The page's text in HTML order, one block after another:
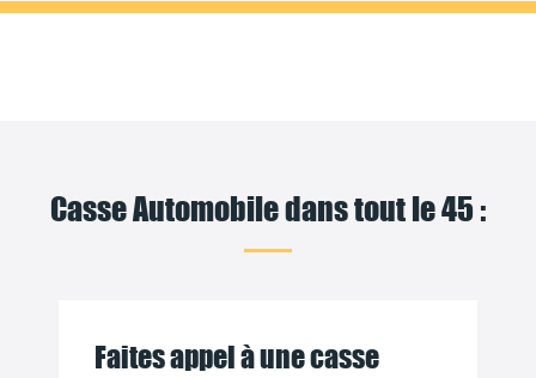
Casse Automobile dans tout le 45 :
Faites appel à une casse